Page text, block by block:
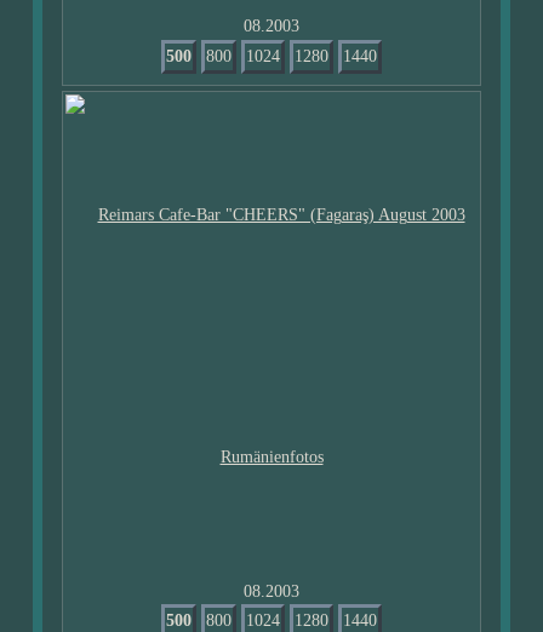
08.2003
500
800 1024 1280 1440
08.2003
500
800 1024 1280 1440